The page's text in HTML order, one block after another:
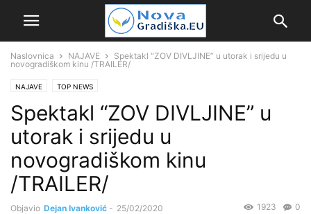
Naslovnica NAJAVE
Spektakl “ZOV DIVLJINE” u utorak i srijedu u
novogradiškom kinu /TRAILER/
NAJAVE TOP NEWS
Spektakl “ZOV DIVLJINE” u
utorak i srijedu u
novogradiškom kinu
/TRAILER/
Objavio Dejan Ivanković - 25/02/2020 0
1923